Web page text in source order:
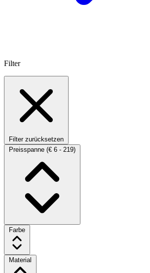
Filter
Filter zurücksetzen
Preisspanne (€ 6 - 219)
Farbe
Material